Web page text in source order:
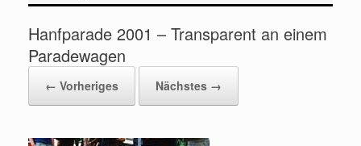
Hanfparade 2001 – Transparent an einem
Paradewagen
← Vorheriges Nächstes →